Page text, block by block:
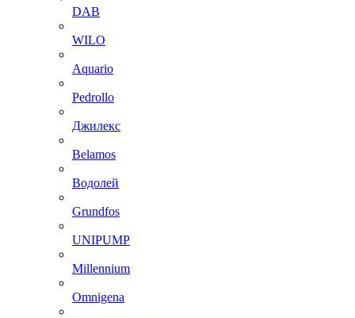
DAB
WILO
Aquario
Pedrollo
Джилекс
Belamos
Водолей
Grundfos
UNIPUMP
Millennium
Omnigena